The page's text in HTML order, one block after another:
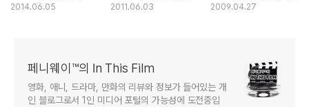
브라이언 싱어의 속죄
2014.06.05
성공적인 프리퀄
2011.06.03
소수성의 고뇌
2009.04.27
페니웨이™의 In This Film
영화, 애니, 드라마, 만화의 리뷰와 정보가 들어있는 개
인 블로그로서 1인 미디어 포털의 가능성에 도전중입